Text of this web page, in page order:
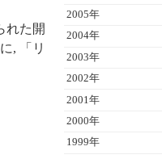
れた開
, 「リ
2005年
2004年
2003年
2002年
2001年
2000年
1999年